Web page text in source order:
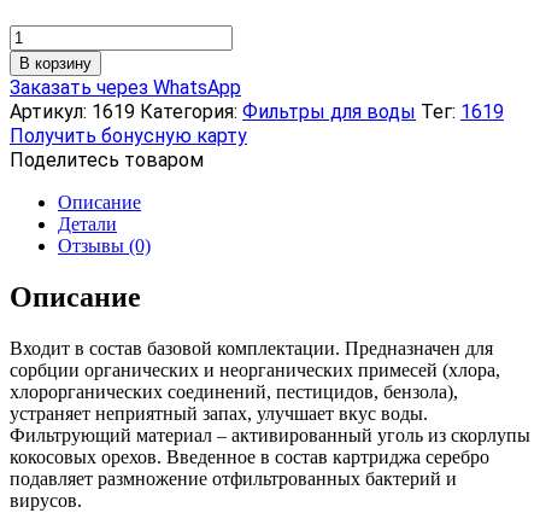
Количество
товара
Картридж
для
фильтра
под
мойку
БКП»
угольный
В корзину
Заказать через WhatsApp
Артикул: 1619 Категория: Фильтры для воды Тег: 1619
Получить бонусную карту
Поделитесь товаром
Описание
Детали
Отзывы (0)
Описание
Входит в состав базовой комплектации. Предназначен для
сорбции органических и неорганических примесей (хлора,
хлорорганических соединений, пестицидов, бензола),
устраняет неприятный запах, улучшает вкус воды.
Фильтрующий материал – активированный уголь из скорлупы
кокосовых орехов. Введенное в состав картриджа серебро
подавляет размножение отфильтрованных бактерий и
вирусов.